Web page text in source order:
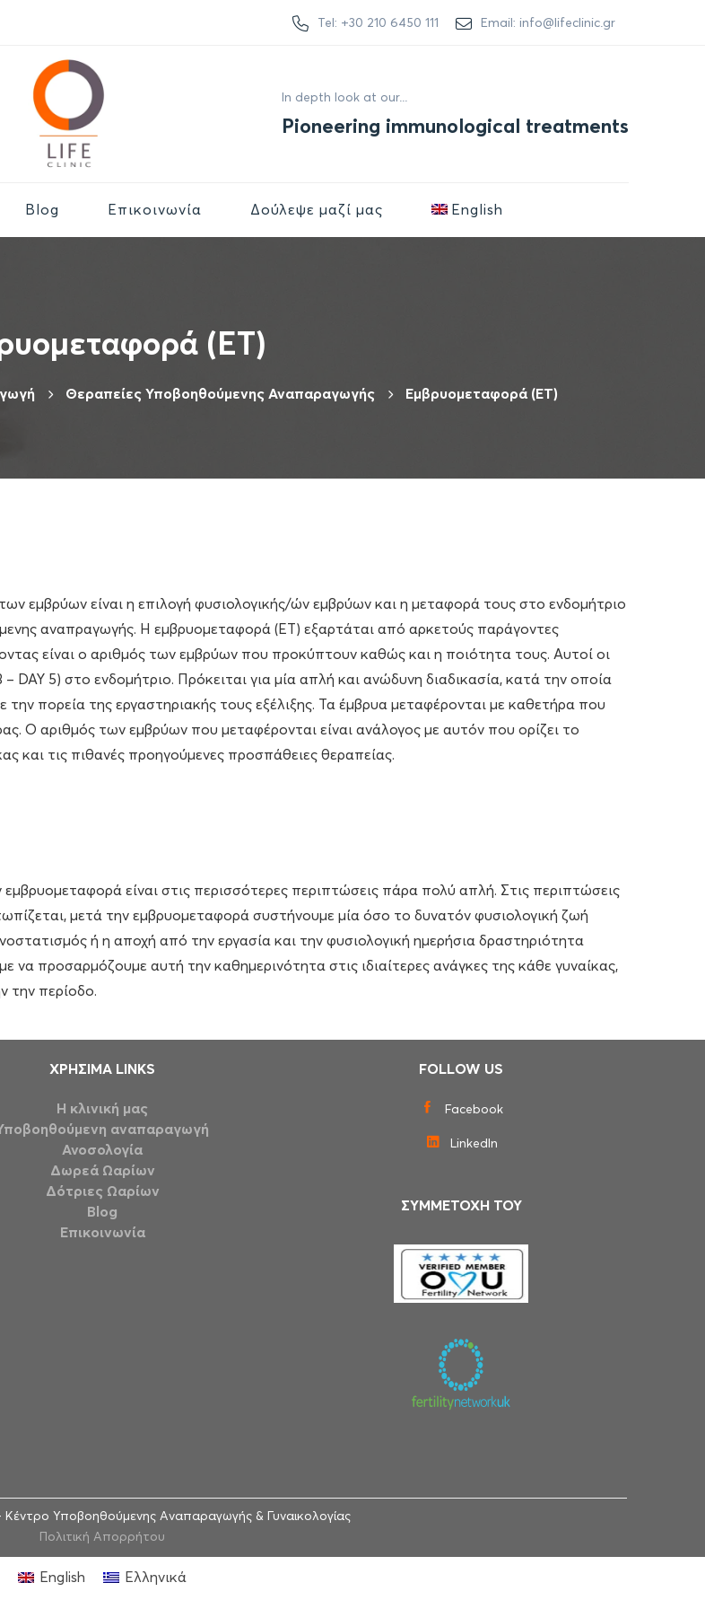
Tel: +30 210 6450 111 Email: info@lifeclinic.gr
In depth look at our...
Pioneering immunological treatments
Βlog Επικοινωνία Δούλεψε μαζί μας English
(ET)
Θεραπείες Υποβοηθούμενης Αναπαραγωγής Εμβρυομεταφορά (ET)
εμβρύων είναι η επιλογή φυσιολογικής/ών εμβρύων και η μεταφορά τους στο ενδομήτριο
αναπραγωγής. Η εμβρυομεταφορά (ET) εξαρτάται από αρκετούς παράγοντες
είναι ο αριθμός των εμβρύων που προκύπτουν καθώς και η ποιότητα τους. Αυτοί οι
5) στο ενδομήτριο. Πρόκειται για μία απλή και ανώδυνη διαδικασία, κατά την οποία
πορεία της εργαστηριακής τους εξέλιξης. Τα έμβρυα μεταφέρονται με καθετήρα που
Ο αριθμός των εμβρύων που μεταφέρονται είναι ανάλογος με αυτόν που ορίζει το
και τις πιθανές προηγούμενες προσπάθειες θεραπείας.
είναι στις περισσότερες περιπτώσεις πάρα πολύ απλή. Στις περιπτώσεις
μετά την εμβρυομεταφορά συστήνουμε μία όσο το δυνατόν φυσιολογική ζωή
ή η αποχή από την εργασία και την φυσιολογική ημερήσια δραστηριότητα
να προσαρμόζουμε αυτή την καθημερινότητα στις ιδιαίτερες ανάγκες της κάθε γυναίκας,
την περίοδο.
ΧΡΗΣΙΜΑ LINKS
Η κλινική μας
αναπαραγωγή
Ανοσολογία
Δωρεά Ωαρίων
Δότριες Ωαρίων
Blog
Επικοινωνία
FOLLOW US
Facebook
LinkedIn
ΣΥΜΜΕΤΟΧΗ ΤΟΥ
Υποβοηθούμενης Αναπαραγωγής & Γυναικολογίας
Πολιτική Απορρήτου
English Ελληνικά